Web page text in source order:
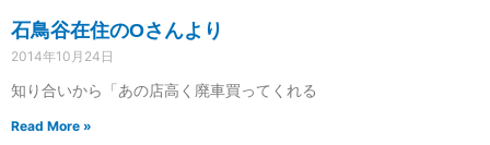
石鳥谷在住のOさんより
2014年10月24日
知り合いから「あの店高く廃車買ってくれる
Read More »